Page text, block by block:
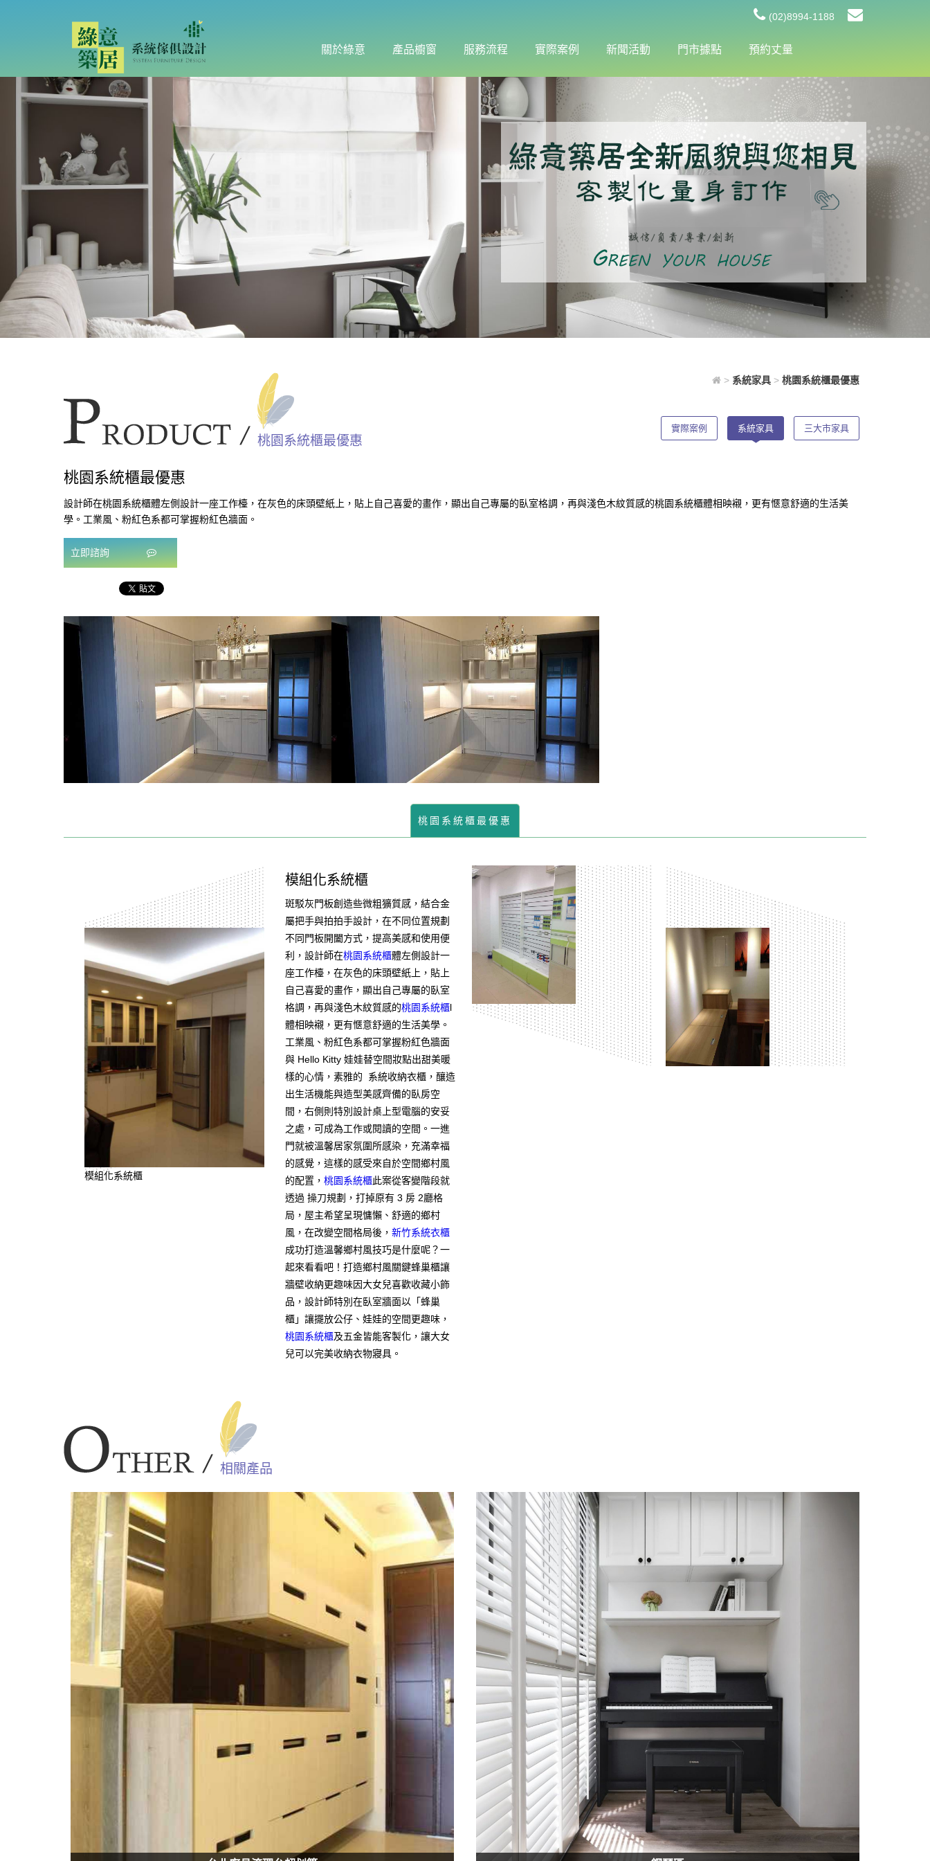
(02)8994-1188
關於綠意 產品櫥窗 服務流程 實際案例 新聞活動 門市據點 預約丈量
> 系統家具 > 桃園系統櫃最優惠
實際案例 系統家具 三大市家具
桃園系統櫃最優惠
桃園系統櫃最優惠
設計師在桃園系統櫃體左側設計一座工作檯，在灰色的床頭壁紙上，貼上自己喜愛的畫作，顯出自己專屬的臥室格調，再與淺色木紋質感的桃園系統櫃體相映襯，更有愜意舒適的生活美
學。工業風、粉紅色系都可掌握粉紅色牆面。
立即諮詢
桃園系統櫃最優惠
模組化系統櫃
模組化系統櫃
斑駁灰門板創造些微粗獷質感，結合金
屬把手與拍拍手設計，在不同位置規劃
不同門板開闔方式，提高美感和使用便
利，設計師在桃園系統櫃體左側設計一
座工作檯，在灰色的床頭壁紙上，貼上
自己喜愛的畫作，顯出自己專屬的臥室
格調，再與淺色木紋質感的桃園系統櫃l
體相映襯，更有愜意舒適的生活美學。
工業風、粉紅色系都可掌握粉紅色牆面
與 Hello Kitty 娃娃替空間妝點出甜美暖
樣的心情，素雅的 系統收納衣櫃，釀造
出生活機能與造型美感齊備的臥房空
間，右側則特別設計桌上型電腦的安妥
之處，可成為工作或閱讀的空間。一進
門就被溫馨居家氛圍所感染，充滿幸福
的感覺，這樣的感受來自於空間鄉村風
的配置， 桃園系統櫃此案從客變階段就
透過 操刀規劃，打掉原有 3 房 2廳格
局，屋主希望呈現慵懶、舒適的鄉村
風，在改變空間格局後， 新竹系統衣櫃
成功打造溫馨鄉村風技巧是什麼呢？一
起來看看吧！打造鄉村風關鍵蜂巢櫃讓
牆壁收納更趣味因大女兒喜歡收藏小飾
品，設計師特別在臥室牆面以「蜂巢
櫃」讓擺放公仔、娃娃的空間更趣味，
桃園系統櫃及五金皆能客製化，讓大女
兒可以完美收納衣物寢具。
相關產品